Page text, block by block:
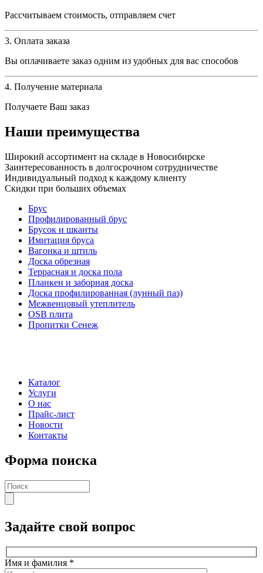
Рассчитываем стоимость, отправляем счет
3. Оплата заказа
Вы оплачиваете заказ одним из удобных для вас способов
4. Получение материала
Получаете Ваш заказ
Наши преимущества
Широкий ассортимент на складе в Новосибирске
Заинтересованность в долгосрочном сотрудничестве
Индивидуальный подход к каждому клиенту
Скидки при больших объемах
Брус
Профилированный брус
Брусок и шканты
Имитация бруса
Вагонка и штиль
Доска обрезная
Террасная и доска пола
Планкен и заборная доска
Доска профилированная (лунный паз)
Межвенцовый утеплитель
OSB плита
Пропитки Сенеж
Каталог
Услуги
О нас
Прайс-лист
Новости
Контакты
Форма поиска
Задайте свой вопрос
Имя и фамилия *